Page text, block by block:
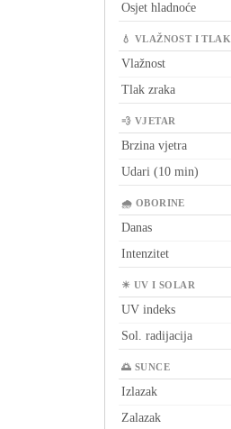
Osjet hladnoće
💧 VLAŽNOST I TLAK
Vlažnost
Tlak zraka
💨 VJETAR
Brzina vjetra
Udari (10 min)
🌧 OBORINE
Danas
Intenzitet
☀ UV I SOLAR
UV indeks
Sol. radijacija
🌅 SUNCE
Izlazak
Zalazak